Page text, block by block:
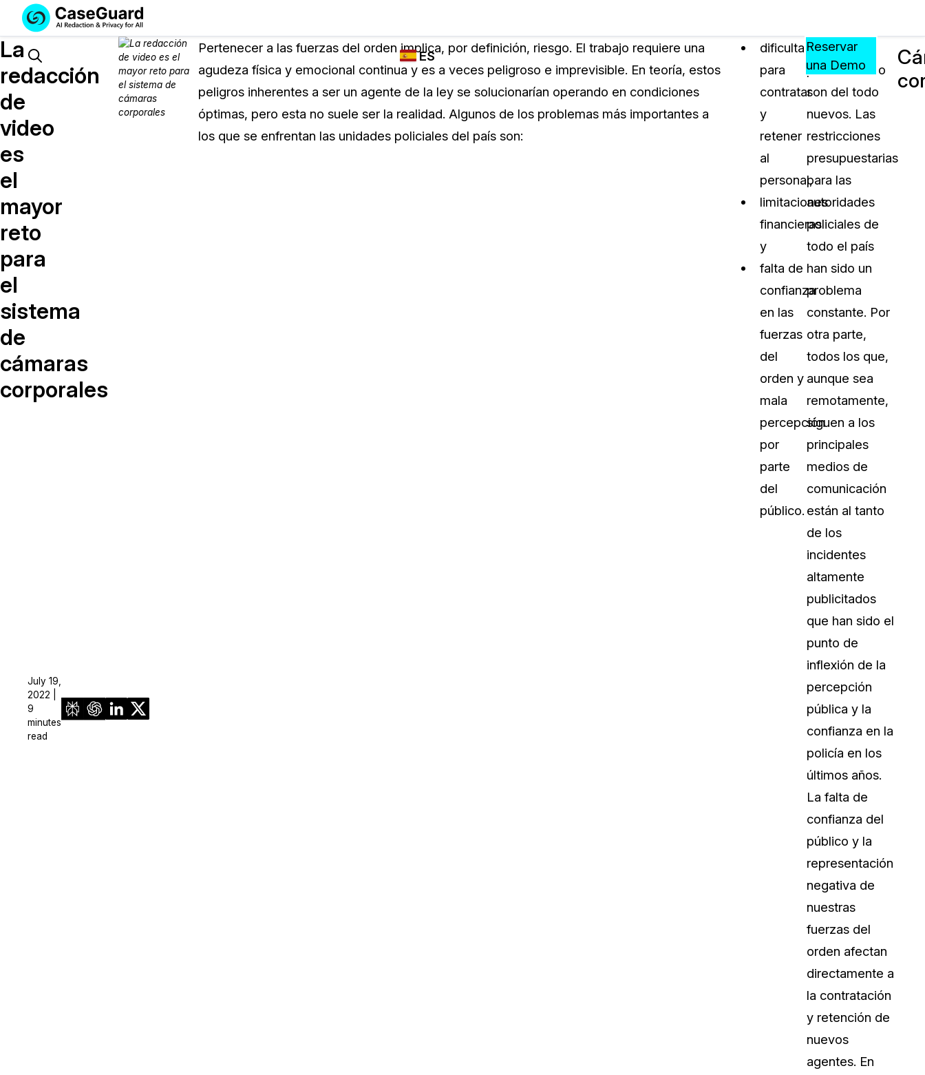
Servicios
SUSCRÍBASE
A
CASEGUARD
STUDIO
O
Soluciones
FUNCIONES DE
TRANSCRIPCIÓN
Y TRADUCCIÓN
DE CASEGUARD
Industrias
¿QUIÉN
CASEGUARD?
PreciosRecursos
APRENDA,
CONECTE
Y
CREZCA
Preguntas Frecuentes
CaseGuard
Artículos
Redacte archivos de video con
algoritmo mejorado
Casos Practicos
sus necesidades de redacción
Centro de Ayuda
Obtenga respuestas a sus
CaseGuard
Videoteca
CaseGuard. Práctica nuevas
aprender
Recomendaciones
Historias sobre cómo nuestros
utilizan CaseGuard studio a diario
Sobre nosotros
Más información sobre
Trabaja con nosotros
Únase a nuestro equipo y
construir el futuro de la redacción
Póngase en contacto con
Eventos
Search
ES
Español
Reservar
una Demo
La
redacción
de
video
es
el
mayor
reto
para
el
sistema
de
cámaras
corporales
July 19,
2022 |
9
minutes
read
Pertenecer a las fuerzas del orden implica, por definición, riesgo. El trabajo requiere una
agudeza física y emocional continua y es a veces peligroso e imprevisible. En teoría, estos
peligros inherentes a ser un agente de la ley se solucionarían operando en condiciones
óptimas, pero esta no suele ser la realidad. Algunos de los problemas más importantes a
los que se enfrentan las unidades policiales del país son:
dificultades
para
contratar
y
retener
al
personal,
limitaciones
financieras
y
falta de
confianza
en las
fuerzas
del
orden y
mala
percepción
por
parte
del
público.
Estos
problemas no
son del todo
nuevos. Las
restricciones
presupuestarias
para las
autoridades
policiales de
todo el país
han sido un
problema
constante. Por
otra parte,
todos los que,
aunque sea
remotamente,
siguen a los
principales
medios de
comunicación
están al tanto
de los
incidentes
altamente
publicitados
que han sido el
punto de
inflexión de la
percepción
pública y la
confianza en la
policía en los
últimos años.
La falta de
confianza del
público y la
representación
negativa de
nuestras
fuerzas del
orden afectan
directamente a
la contratación
y retención de
nuevos
agentes. En